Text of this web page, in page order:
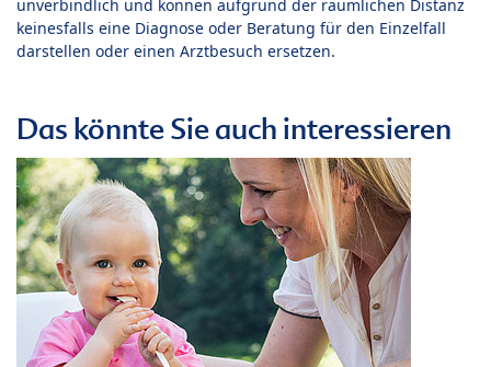
unverbindlich und können aufgrund der räumlichen Distanz
keinesfalls eine Diagnose oder Beratung für den Einzelfall
darstellen oder einen Arztbesuch ersetzen.
Das könnte Sie auch interessieren